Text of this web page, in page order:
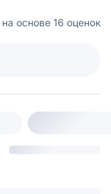
на основе 16 оценок